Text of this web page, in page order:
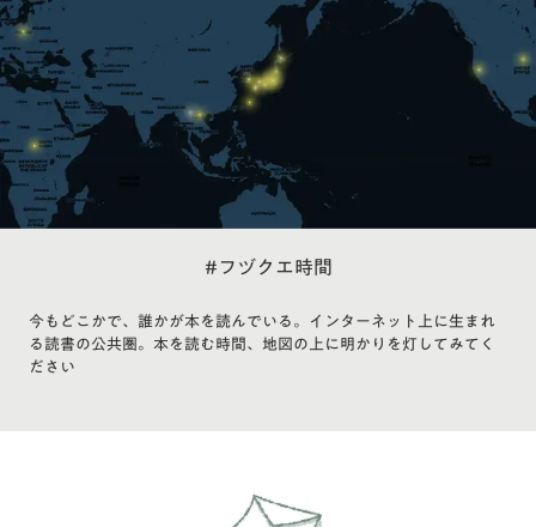
#フヅクエ時間
今もどこかで、誰かが本を読んでいる。インターネット上に生まれ
る読書の公共圏。本を読む時間、地図の上に明かりを灯してみてく
ださい